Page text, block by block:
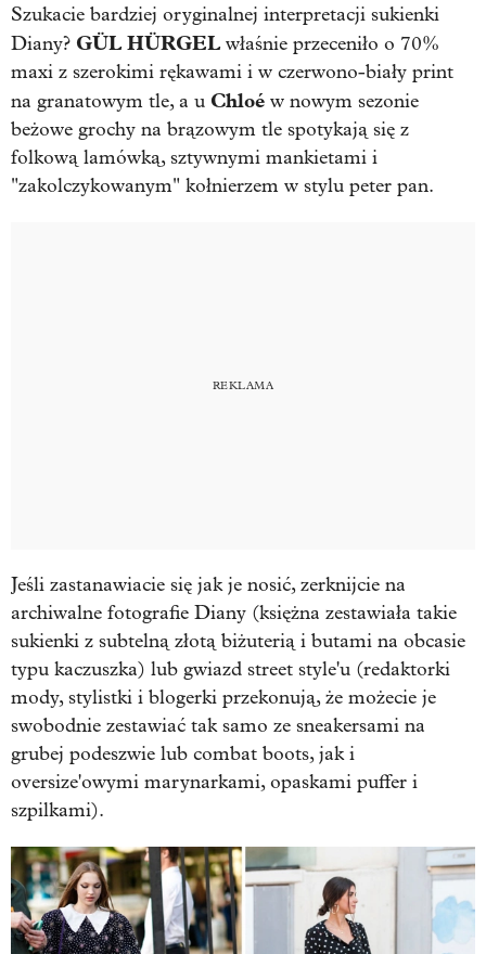
Szukacie bardziej oryginalnej interpretacji sukienki
Diany? GÜL HÜRGEL właśnie przeceniło o 70%
maxi z szerokimi rękawami i w czerwono-biały print
na granatowym tle, a u Chloé w nowym sezonie
beżowe grochy na brązowym tle spotykają się z
folkową lamówką, sztywnymi mankietami i
"zakolczykowanym" kołnierzem w stylu peter pan.
Jeśli zastanawiacie się jak je nosić, zerknijcie na
archiwalne fotografie Diany (księżna zestawiała takie
sukienki z subtelną złotą biżuterią i butami na obcasie
typu kaczuszka) lub gwiazd street style'u (redaktorki
mody, stylistki i blogerki przekonują, że możecie je
swobodnie zestawiać tak samo ze sneakersami na
grubej podeszwie lub combat boots, jak i
oversize'owymi marynarkami, opaskami puffer i
szpilkami).